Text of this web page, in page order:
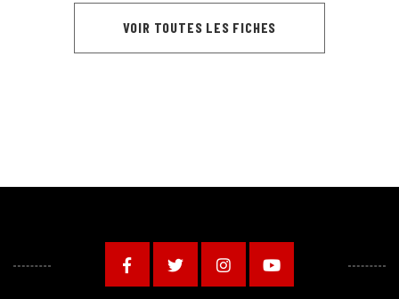
VOIR TOUTES LES FICHES